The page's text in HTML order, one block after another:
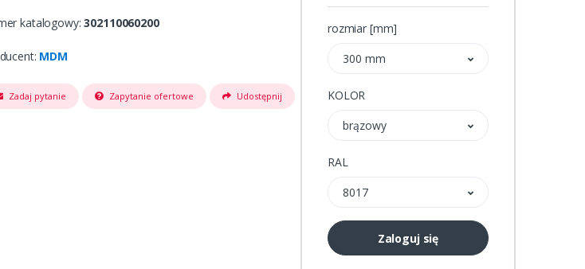
katalogowy:302110060200
MDM
Zadaj pytanie Zapytanie ofertowe Udostępnij
rozmiar [mm]
300 mm
KOLOR
brązowy
RAL
8017
Zaloguj się